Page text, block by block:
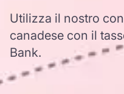
Utilizza il nostro
canadese con il
Bank.